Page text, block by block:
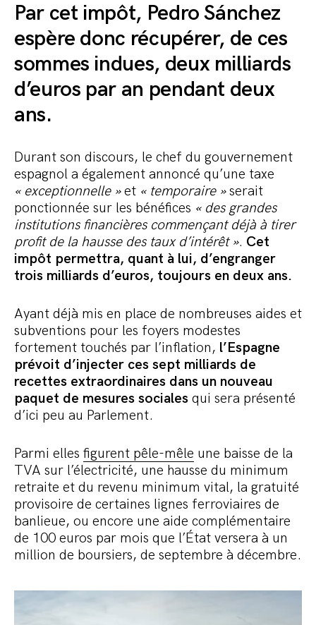
Par cet impôt, Pedro Sánchez
espère donc récupérer, de ces
sommes indues, deux milliards
d’euros par an pendant deux
ans.
Durant son discours, le chef du gouvernement
espagnol a également annoncé qu’une taxe
« exceptionnelle »et « temporaire »serait
ponctionnée sur les bénéfices « des grandes
institutions financières commençant déjà à tirer
profit de la hausse des taux d’intérêt ». Cet
impôt permettra, quant à lui, d’engranger
trois milliards d’euros, toujours en deux ans.
Ayant déjà mis en place de nombreuses aides et
subventions pour les foyers modestes
fortement touchés par l’inflation, l’Espagne
prévoit d’injecter ces sept milliards de
recettes extraordinaires dans un nouveau
paquet de mesures sociales qui sera présenté
d’ici peu au Parlement.
Parmi elles figurent pêle-mêle une baisse de la
TVA sur l’électricité, une hausse du minimum
retraite et du revenu minimum vital, la gratuité
provisoire de certaines lignes ferroviaires de
banlieue, ou encore une aide complémentaire
de 100 euros par mois que l’État versera à un
million de boursiers, de septembre à décembre.